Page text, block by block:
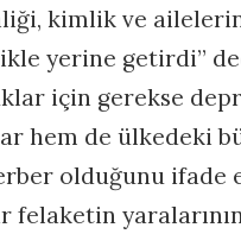
kimlik ve
yerine getirdi”
için gerekse
hem de ülkedeki
olduğunu ifade
felaketin